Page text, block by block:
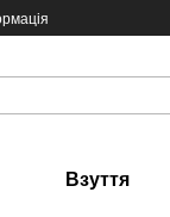
Взуття